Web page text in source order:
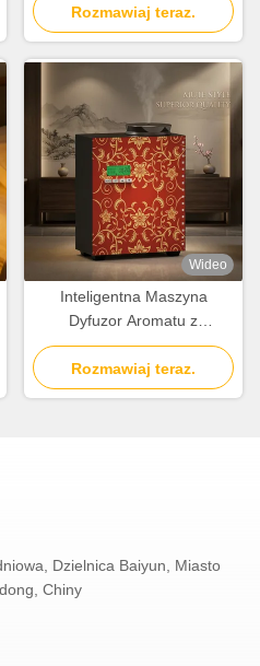
zapachowy na zimne
powietrze
Rozmawiaj teraz.
Wideo
Inteligentna Maszyna
Dyfuzor Aromatu z
Magnetycznym Kluczem i
Dyszą ze Stopu Aluminium
Rozmawiaj teraz.
Dzielnica Baiyun, Miasto
Chiny